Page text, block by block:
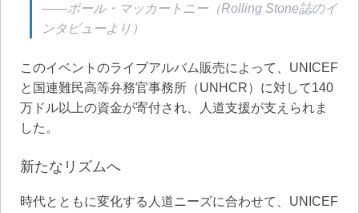
——ポール・マッカートニー（Rolling Stone誌のイ
ンタビューより）
このイベントのライブアルバム販売によって、UNICEF
と国連難民高等弁務官事務所（UNHCR）に対して140
万ドル以上の資金が寄付され、人道支援が支えられま
した。
新たなリズムへ
時代とともに変化する人道ニーズに合わせて、UNICEF